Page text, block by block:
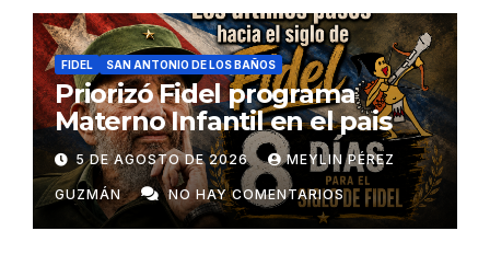
FIDEL SAN ANTONIO DE LOS BAÑOS
Priorizó Fidel programa
Materno Infantil en el pais
5 DE AGOSTO DE 2026 MEYLIN PÉREZ
GUZMÁN NO HAY COMENTARIOS